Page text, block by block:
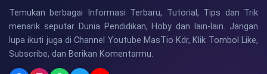
Temukan berbagai Informasi Terbaru, Tutorial, Tips dan Trik
menarik seputar Dunia Pendidikan, Hoby dan lain-lain. Jangan
lupa ikuti juga di Channel Youtube MasTio Kdr, Klik Tombol Like,
Subscribe, dan Berikan Komentarmu.